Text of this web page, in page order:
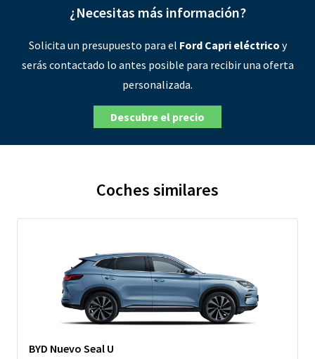
¿Necesitas más información?
Solicita un presupuesto para el Ford Capri eléctrico y
serás contactado lo antes posible para recibir una oferta
personalizada.
Descubre el precio
Coches similares
BYD Nuevo Seal U